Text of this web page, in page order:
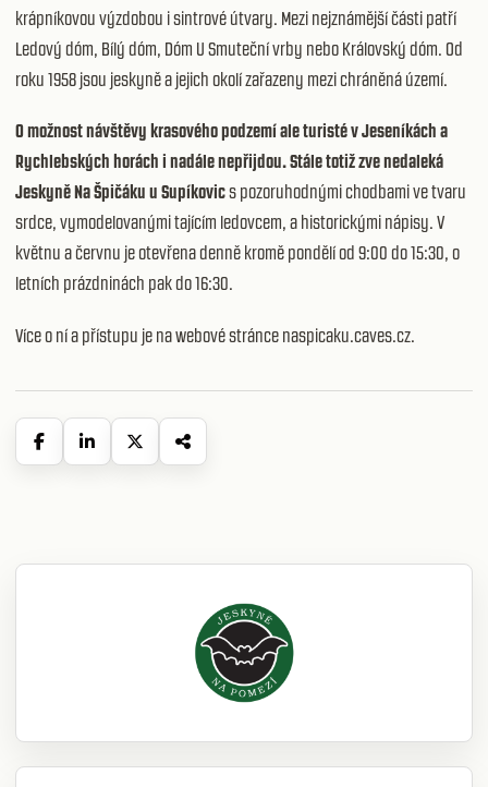
krápníkovou výzdobou i sintrové útvary. Mezi nejznámější části patří
Ledový dóm, Bílý dóm, Dóm U Smuteční vrby nebo Královský dóm. Od
roku 1958 jsou jeskyně a jejich okolí zařazeny mezi chráněná území.
O možnost návštěvy krasového podzemí ale turisté v Jeseníkách a
Rychlebských horách i nadále nepřijdou. Stále totiž zve nedaleká
Jeskyně Na Špičáku u Supíkovics pozoruhodnými chodbami ve tvaru
srdce, vymodelovanými tajícím ledovcem, a historickými nápisy. V
květnu a červnu je otevřena denně kromě pondělí od 9:00 do 15:30, o
letních prázdninách pak do 16:30.
Více o ní a přístupu je na webové stránce naspicaku.caves.cz.